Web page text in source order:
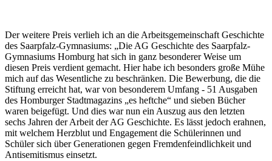
Der weitere Preis verlieh ich an die Arbeitsgemeinschaft Geschichte
des Saarpfalz-Gymnasiums: „Die AG Geschichte des Saarpfalz-
Gymnasiums Homburg hat sich in ganz besonderer Weise um
diesen Preis verdient gemacht. Hier habe ich besonders große Mühe
mich auf das Wesentliche zu beschränken. Die Bewerbung, die die
Stiftung erreicht hat, war von besonderem Umfang - 51 Ausgaben
des Homburger Stadtmagazins „es heftche“ und sieben Bücher
waren beigefügt. Und dies war nun ein Auszug aus den letzten
sechs Jahren der Arbeit der AG Geschichte. Es lässt jedoch erahnen,
mit welchem Herzblut und Engagement die Schülerinnen und
Schüler sich über Generationen gegen Fremdenfeindlichkeit und
Antisemitismus einsetzt.